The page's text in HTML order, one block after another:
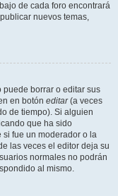
de cada foro encontrará
nuevos temas,
puede borrar o editar sus
en botón editar(a veces
de tiempo). Si alguien
que ha sido
fue un moderador o la
las veces el editor deja su
normales no podrán
al mismo.